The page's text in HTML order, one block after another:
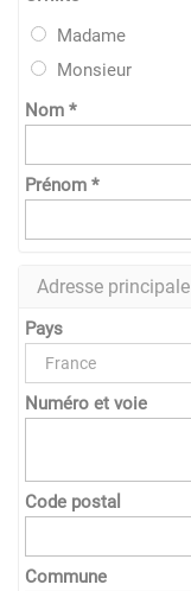
Madame
Monsieur
Nom *
Prénom *
Adresse principale
Pays
France
Numéro et voie
Code postal
Commune